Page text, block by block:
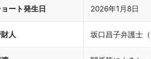
ート発生日 2026年1月8日
人 坂口昌子弁護士